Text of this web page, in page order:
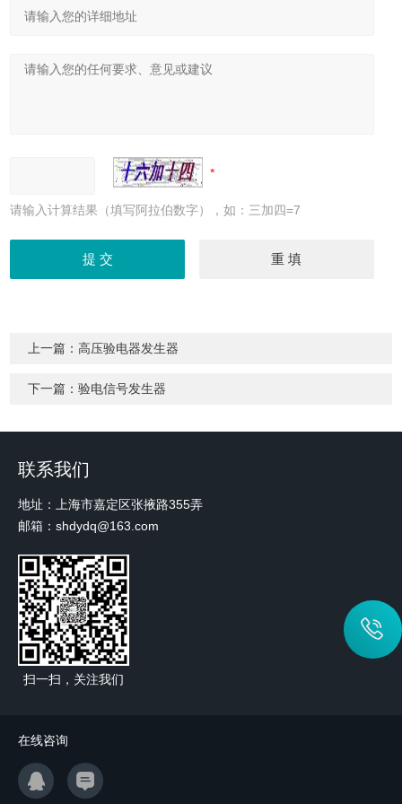
请输入计算结果（填写阿拉伯数字），如：三加四=7
上一篇：高压验电器发生器
下一篇：验电信号发生器
联系我们
地址：上海市嘉定区张掖路355弄
邮箱：shdydq@163.com
扫一扫，关注我们
在线咨询